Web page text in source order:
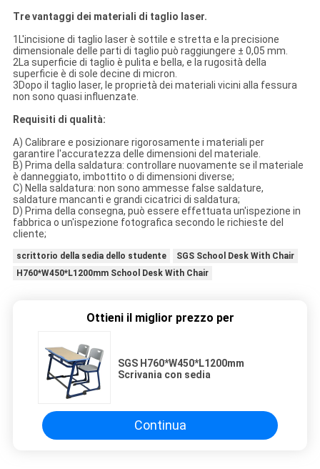
Tre vantaggi dei materiali di taglio laser.
1L'incisione di taglio laser è sottile e stretta e la precisione
dimensionale delle parti di taglio può raggiungere ± 0,05 mm.
2La superficie di taglio è pulita e bella, e la rugosità della
superficie è di sole decine di micron.
3Dopo il taglio laser, le proprietà dei materiali vicini alla fessura
non sono quasi influenzate.
Requisiti di qualità:
A) Calibrare e posizionare rigorosamente i materiali per
garantire l'accuratezza delle dimensioni del materiale.
B) Prima della saldatura: controllare nuovamente se il materiale
è danneggiato, imbottito o di dimensioni diverse;
C) Nella saldatura: non sono ammesse false saldature,
saldature mancanti e grandi cicatrici di saldatura;
D) Prima della consegna, può essere effettuata un'ispezione in
fabbrica o un'ispezione fotografica secondo le richieste del
cliente;
scrittorio della sedia dello studente
SGS School Desk With Chair
H760*W450*L1200mm School Desk With Chair
Ottieni il miglior prezzo per
SGS H760*W450*L1200mm
Scrivania con sedia
Continua